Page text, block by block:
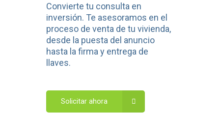
Convierte tu consulta en
inversión. Te asesoramos en el
proceso de venta de tu vivienda,
desde la puesta del anuncio
hasta la firma y entrega de
llaves.
Solicitar ahora